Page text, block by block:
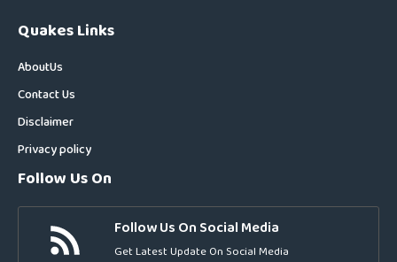
Quakes Links
AboutUs
Contact Us
Disclaimer
Privacy policy
Follow Us On
Follow Us On Social Media
Get Latest Update On Social Media